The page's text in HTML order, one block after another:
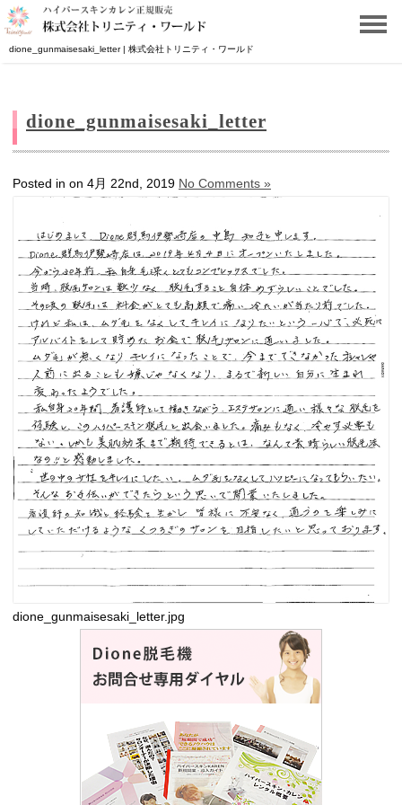
dione_gunmaisesaki_letter | 株式会社トリニティ・ワールド
dione_gunmaisesaki_letter
Posted in on 4月 22nd, 2019 No Comments »
dione_gunmaisesaki_letter.jpg